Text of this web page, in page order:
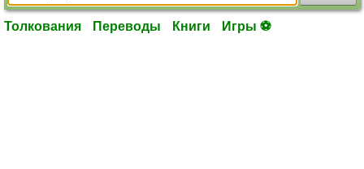
Толкования Переводы Книги Игры ⚽